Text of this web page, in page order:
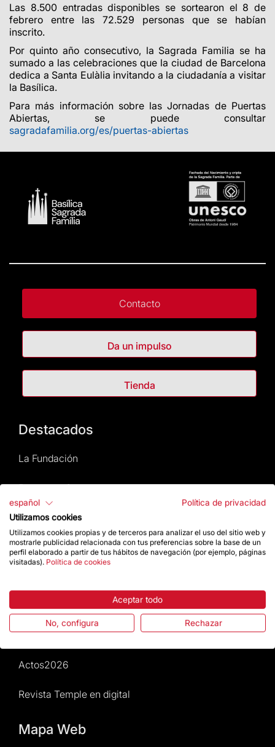
Las 8.500 entradas disponibles se sortearon el 8 de
febrero entre las 72.529 personas que se habían
inscrito.
Por quinto año consecutivo, la Sagrada Familia se ha
sumado a las celebraciones que la ciudad de Barcelona
dedica a Santa Eulàlia invitando a la ciudadanía a visitar
la Basílica.
Para más información sobre las Jornadas de Puertas
Abiertas, se puede consultar
sagradafamilia.org/es/puertas-abiertas
Contacto
Da un impulso
Tienda
Destacados
La Fundación
Preguntas frecuentes
Atención al Visitante
Normativa y condiciones de compra
Da un impulso
Actos2026
Revista Temple en digital
Mapa Web
español
Política de privacidad
Utilizamos cookies
Utilizamos cookies propias y de terceros para analizar el uso del sitio web y
mostrarle publicidad relacionada con tus preferencias sobre la base de un
perfil elaborado a partir de tus hábitos de navegación (por ejemplo, páginas
visitadas). Política de cookies
Aceptar todo
No, configura Rechazar